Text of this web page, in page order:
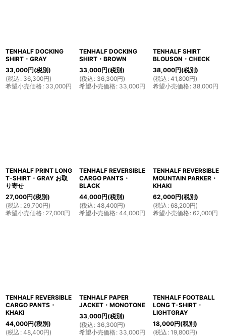
TENHALF DOCKING
SHIRT・GRAY
33,000円(税別)
(税込 : 36,300円)
希望小売価格: 33,000円
TENHALF DOCKING
SHIRT・BROWN
33,000円(税別)
(税込 : 36,300円)
希望小売価格: 33,000円
TENHALF SHIRT
BLOUSON・CHECK
38,000円(税別)
(税込 : 41,800円)
希望小売価格: 38,000円
TENHALF PRINT LONG
T-SHIRT・GRAY お取
り寄せ
27,000円(税別)
(税込 : 29,700円)
希望小売価格: 27,000円
TENHALF REVERSIBLE
CARGO PANTS・
BLACK
44,000円(税別)
(税込 : 48,400円)
希望小売価格: 44,000円
TENHALF REVERSIBLE
MOUNTAIN PARKER・
KHAKI
62,000円(税別)
(税込 : 68,200円)
希望小売価格: 62,000円
TENHALF REVERSIBLE
CARGO PANTS・
KHAKI
44,000円(税別)
(税込 : 48,400円)
TENHALF PAPER
JACKET・MONOTONE
33,000円(税別)
(税込 : 36,300円)
希望小売価格: 33,000円
TENHALF FOOTBALL
LONG T-SHIRT・
LIGHTGRAY
18,000円(税別)
(税込 : 19,800円)